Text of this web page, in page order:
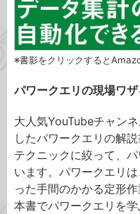
※書影をクリックすると
パワークエリの現場ワ
大人気YouTubeチャン
したパワークエリの解
テクニックに絞って、
います。パワークエリ
った手間のかかる定形
本書でパワークエリを